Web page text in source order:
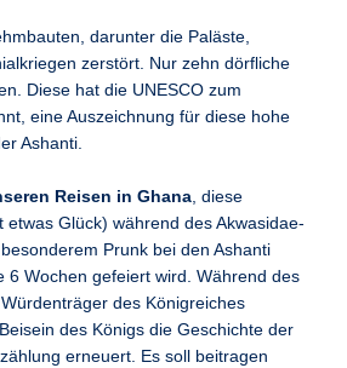
darunter die Paläste,
zerstört. Nur zehn dörfliche
Diese hat die UNESCO zum
eine Auszeichnung für diese hohe
Ashanti.
Reisen in Ghana, diese
etwas Glück) während des Akwasidae-
Prunk bei den Ashanti
6 Wochen gefeiert wird. Während des
des Königreiches
des Königs die Geschichte der
erneuert. Es soll beitragen